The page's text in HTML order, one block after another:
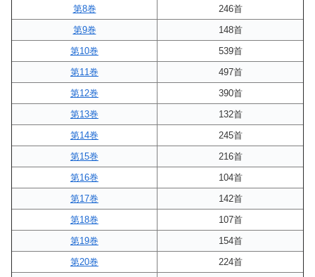
第8巻
246首
第9巻
148首
第10巻
539首
第11巻
497首
第12巻
390首
第13巻
132首
第14巻
245首
第15巻
216首
第16巻
104首
第17巻
142首
第18巻
107首
第19巻
154首
第20巻
224首